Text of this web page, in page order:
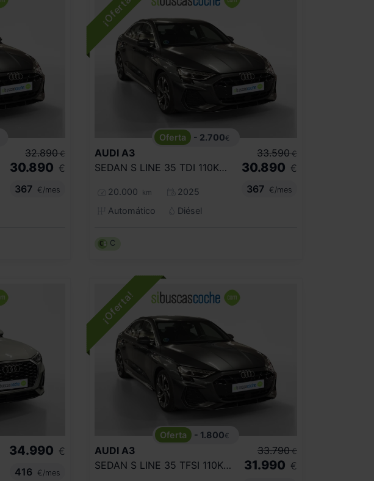
32.890 €
30.890 €
367
€/mes
- 2.700€
AUDI A3
SEDAN S LINE 35 TDI 110KW S TRONIC
20.000 km
2025
Automático
Diésel
33.590 €
30.890 €
367
€/mes
C
34.990 €
416
€/mes
- 1.800€
AUDI A3
SEDAN S LINE 35 TFSI 110KW S TRONIC
33.790 €
31.990 €